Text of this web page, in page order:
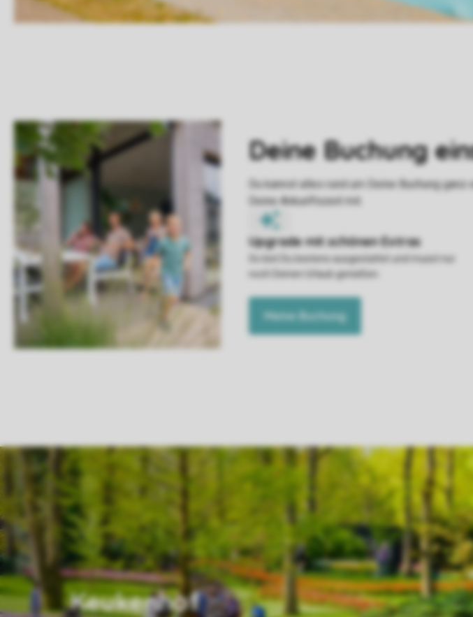
So bist Du bestens ausgestattet und musst nur
noch Deinen Urlaub genießen.
Meine Buchung
Keukenhof